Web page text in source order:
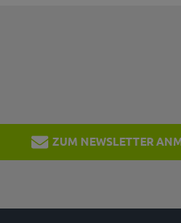
ZUM NEWSLETTER